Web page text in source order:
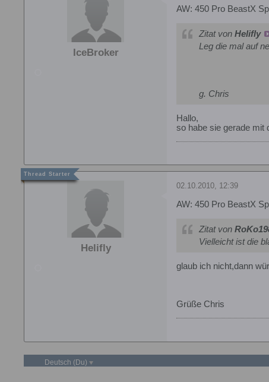
IceBroker
AW: 450 Pro BeastX
Zitat von Helifly
Leg die mal auf
g. Chris
Hallo,
so habe sie gerade mit
Helifly
02.10.2010, 12:39
AW: 450 Pro BeastX
Zitat von
Vielleicht ist die
glaub ich nicht,dann
Grüße Chris
Deutsch (Du)